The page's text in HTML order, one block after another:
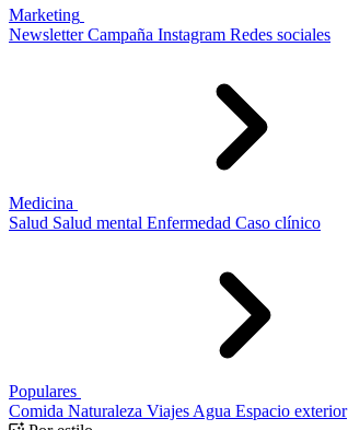
Marketing
Newsletter Campaña Instagram Redes sociales
Medicina
Salud Salud mental Enfermedad Caso clínico
Populares
Comida Naturaleza Viajes Agua Espacio exterior